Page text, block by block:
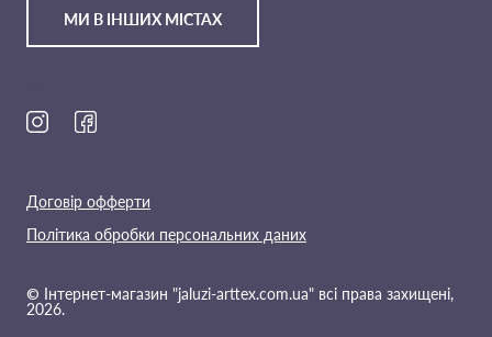
МИ В ІНШИХ МІСТАХ
© Інтернет-магазин "jaluzi-arttex.com.ua" всі права захищені,
2026.
Договір офферти
Політика обробки персональних даних